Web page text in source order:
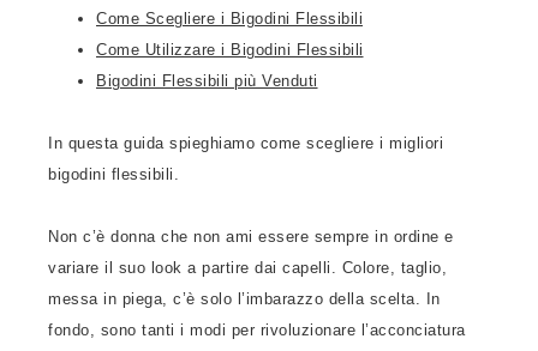
Come Scegliere i Bigodini Flessibili
Come Utilizzare i Bigodini Flessibili
Bigodini Flessibili più Venduti
In questa guida spieghiamo come scegliere i migliori
bigodini flessibili.
Non c’è donna che non ami essere sempre in ordine e
variare il suo look a partire dai capelli. Colore, taglio,
messa in piega, c’è solo l’imbarazzo della scelta. In
fondo, sono tanti i modi per rivoluzionare l’acconciatura